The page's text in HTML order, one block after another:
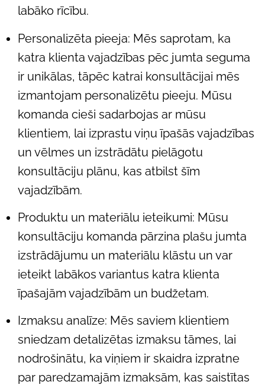
labāko rīcību.
Personalizēta pieeja: Mēs saprotam, ka
katra klienta vajadzības pēc jumta seguma
ir unikālas, tāpēc katrai konsultācijai mēs
izmantojam personalizētu pieeju. Mūsu
komanda cieši sadarbojas ar mūsu
klientiem, lai izprastu viņu īpašās vajadzības
un vēlmes un izstrādātu pielāgotu
konsultāciju plānu, kas atbilst šīm
vajadzībām.
Produktu un materiālu ieteikumi: Mūsu
konsultāciju komanda pārzina plašu jumta
izstrādājumu un materiālu klāstu un var
ieteikt labākos variantus katra klienta
īpašajām vajadzībām un budžetam.
Izmaksu analīze: Mēs saviem klientiem
sniedzam detalizētas izmaksu tāmes, lai
nodrošinātu, ka viņiem ir skaidra izpratne
par paredzamajām izmaksām, kas saistītas